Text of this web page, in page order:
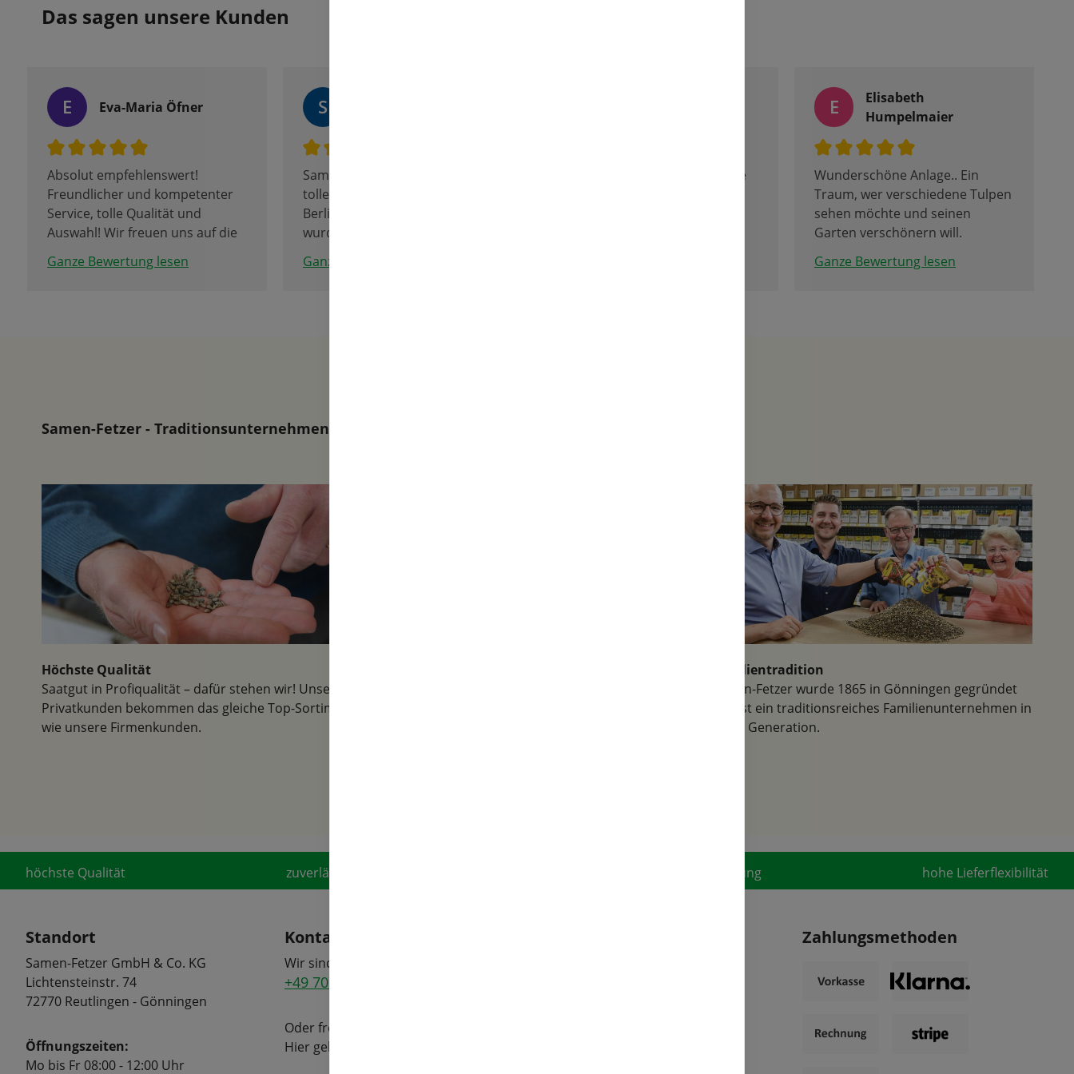
Das sagen unsere Kunden
E Eva-Maria Öfner
Absolut empfehlenswert!
Freundlicher und kompetenter
Service, tolle Qualität und
Auswahl! Wir freuen uns auf die
Ganze Bewertung lesen
S
Samen Fetzer ist ein wirklich
toller "Laden". Wir haben aus
Berlin hier her gefunden und
wurden sehr herzlich vom
Der Verkaufsraum wurde
usw. bestaunen könnt. Leider
Blütenpracht noch in der Erde
und vermutlich kommen wir
Dank!
Ganze Bewertung lesen
Bin von der angebotenen Ware
E
Elisabeth
Humpelmaier
Wunderschöne Anlage.. Ein
Traum, wer verschiedene Tulpen
sehen möchte und seinen
Garten verschönern will.
Sehr nette Leute, die gut
erklären, alles über Tulpen und
man mit Herzblut dabei....
Ganze Bewertung lesen
Samen-Fetzer - Traditionsunternehmen in der 6. Generation
Höchste Qualität
Saatgut in Profiqualität – dafür stehen wir! Unsere
Privatkunden bekommen das gleiche Top-Sortiment
wie unsere Firmenkunden.
Familientradition
Samen-Fetzer wurde 1865 in Gönningen gegründet
und ist ein traditionsreiches Familienunternehmen in
der 6. Generation.
höchste Qualität zuverlässiger Service langjährige Branchenerfahrung hohe Lieferflexibilität
Standort
Samen-Fetzer GmbH & Co. KG
Lichtensteinstr. 74
72770 Reutlingen - Gönningen
Öffnungszeiten:
Mo bis Fr 08:00 - 12:00 Uhr
Kontakt
Wir sind telefonisch erreichbar unter:
+49 7072 600490-0
Oder freuen uns über eine Nachricht!
Hier geht's zum
Zahlungsmethoden